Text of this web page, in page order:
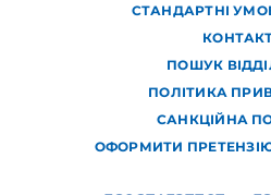
СТАНДАРТНІ
ПОШУК
ПОЛІТИКА
САНКЦІЙНА
ОФОРМИТИ